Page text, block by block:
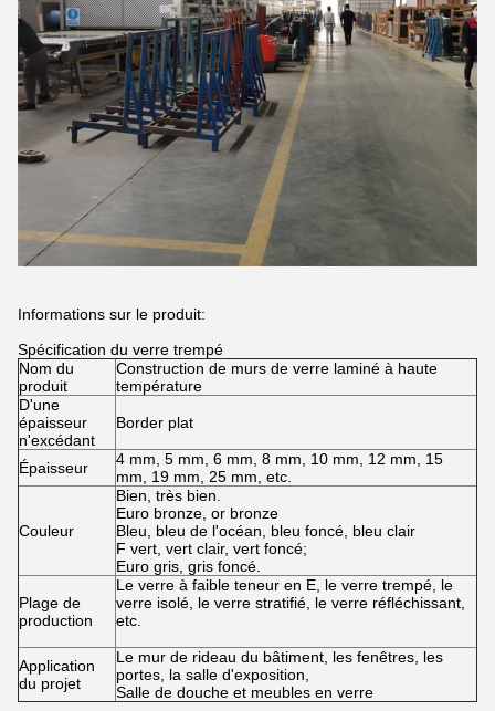
Informations sur le produit:
Spécification du verre trempé
Nom du
produit
Construction de murs de verre laminé à haute
température
D'une
épaisseur
n'excédant
Border plat
Épaisseur
4 mm, 5 mm, 6 mm, 8 mm, 10 mm, 12 mm, 15
mm, 19 mm, 25 mm, etc.
Couleur
Bien, très bien.
Euro bronze, or bronze
Bleu, bleu de l'océan, bleu foncé, bleu clair
F vert, vert clair, vert foncé;
Euro gris, gris foncé.
Plage de
production
Le verre à faible teneur en E, le verre trempé, le
verre isolé, le verre stratifié, le verre réfléchissant,
etc.
Application
du projet
Le mur de rideau du bâtiment, les fenêtres, les
portes, la salle d'exposition,
Salle de douche et meubles en verre